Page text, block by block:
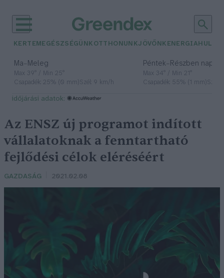
KERTEM EGÉSZSÉGÜNK OTTHONUNKJÖVŐNK ENERGIA
Ma– Meleg
Max 39° / Min 25°
Csapadék: 25% (0 mm)Szél: 9 km/h
Péntek– Részben
Max 34° / Min 21°
Csapadék: 55% (1 mm)Szél:
időjárási adatok:
Az ENSZ új programot indított
vállalatoknak a fenntartható
fejlődési célok eléréséért
GAZDASÁG 2021.02.08